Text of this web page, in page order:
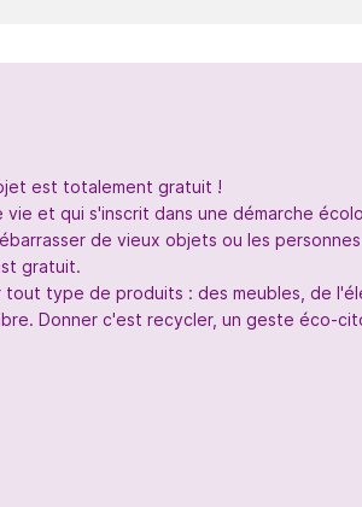
est totalement gratuit !
et qui s'inscrit dans une démarche
de vieux objets ou les
gratuit.
type de produits : des meubles, de
Donner c'est recycler, un geste éco-